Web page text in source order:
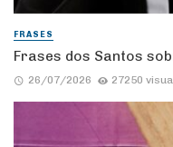
FRASES
Frases dos Santos
26/07/2026 27250